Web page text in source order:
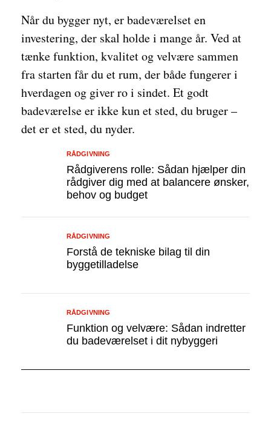
Når du bygger nyt, er badeværelset en
investering, der skal holde i mange år. Ved at
tænke funktion, kvalitet og velvære sammen
fra starten får du et rum, der både fungerer i
hverdagen og giver ro i sindet. Et godt
badeværelse er ikke kun et sted, du bruger –
det er et sted, du nyder.
Rådgiverens rolle: Sådan hjælper din
rådgiver dig med at balancere ønsker,
behov og budget
RÅDGIVNING
Forstå de tekniske bilag til din
byggetilladelse
RÅDGIVNING
Funktion og velvære: Sådan indretter
du badeværelset i dit nybyggeri
RÅDGIVNING